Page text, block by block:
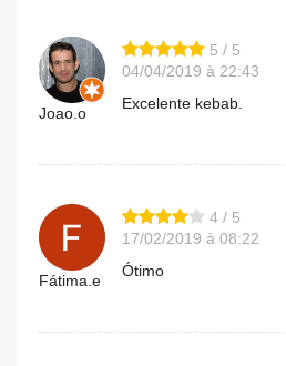
Joao.o
5 / 5
04/04/2019 à 22:43
Excelente kebab.
Fátima.e
4 / 5
17/02/2019 à 08:22
Ótimo